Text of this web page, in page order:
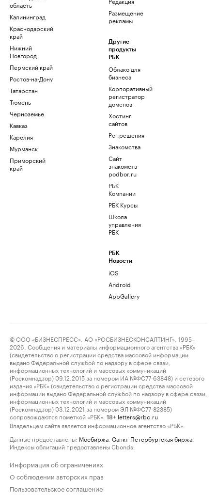
область
Калининград
Краснодарский
край
Нижний
Новгород
Пермский край
Ростов-на-Дону
Татарстан
Тюмень
Черноземье
Кавказ
Карелия
Мурманск
Приморский
край
Размещение
рекламы
Другие
продукты
РБК
Облако для
бизнеса
Корпоративный
регистратор
доменов
Хостинг
сайтов
Рег.решения
Знакомства
Сайт
знакомств
podbor.ru
РБК
Компании
РБК Курсы
Школа
управления
РБК
РБК
Новости
iOS
Android
AppGallery
© ООО «БИЗНЕСПРЕСС», АО «РОСБИЗНЕСКОНСАЛТИНГ», 1995–
2026. Сообщения и материалы информационного агентства «РБК»
(свидетельство о регистрации средства массовой информации
выдано Федеральной службой по надзору в сфере связи,
информационных технологий и массовых коммуникаций
(Роскомнадзор) 09.12.2015 за номером ИА №ФС77-63848) и сетевого
издания «РБК» (свидетельство о регистрации средства массовой
информации выдано Федеральной службой по надзору в сфере связи,
информационных технологий и массовых коммуникаций
(Роскомнадзор) 03.12.2021 за номером ЭЛ №ФС77-82385)
сопровождаются пометкой «РБК».
18+ letters@rbc.ru
Владельцем сайта является информационное агентство «РБК».
Данные предоставлены: Мосбиржа Санкт-Петербургская биржа
Индексы облигаций предоставлены Cbonds.
Информация об ограничениях
О соблюдении авторских прав
Пользовательское соглашение